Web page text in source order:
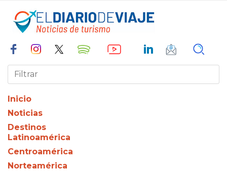
Inicio
Noticias
Destinos
Latinoamérica
Centroamérica
Norteamérica